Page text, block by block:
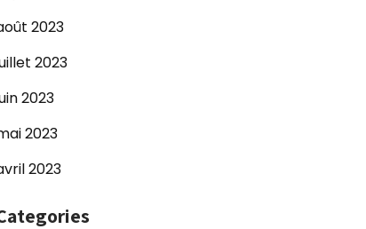
2023
2023
2023
2023
2023